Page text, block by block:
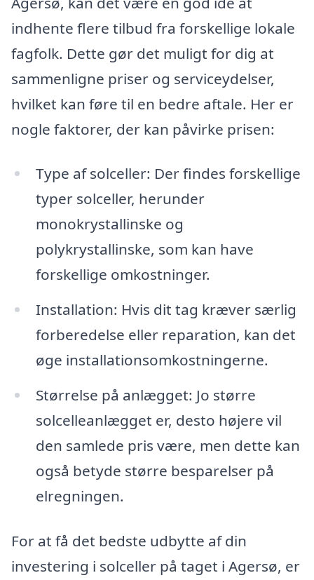
indhente flere tilbud fra forskellige lokale
fagfolk. Dette gør det muligt for dig at
sammenligne priser og serviceydelser,
hvilket kan føre til en bedre aftale. Her er
nogle faktorer, der kan påvirke prisen:
Type af solceller: Der findes forskellige
typer solceller, herunder
monokrystallinske og
polykrystallinske, som kan have
forskellige omkostninger.
Installation: Hvis dit tag kræver særlig
forberedelse eller reparation, kan det
øge installationsomkostningerne.
Størrelse på anlægget: Jo større
solcelleanlægget er, desto højere vil
den samlede pris være, men dette kan
også betyde større besparelser på
elregningen.
For at få det bedste udbytte af din
investering i solceller på taget i Agersø, er